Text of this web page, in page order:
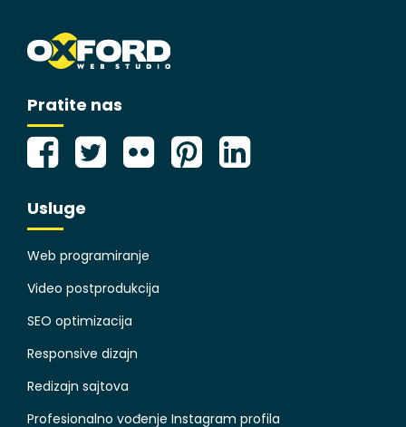
Pratite nas
Usluge
Web programiranje
Video postprodukcija
SEO optimizacija
Responsive dizajn
Redizajn sajtova
Profesionalno vođenje Instagram profila